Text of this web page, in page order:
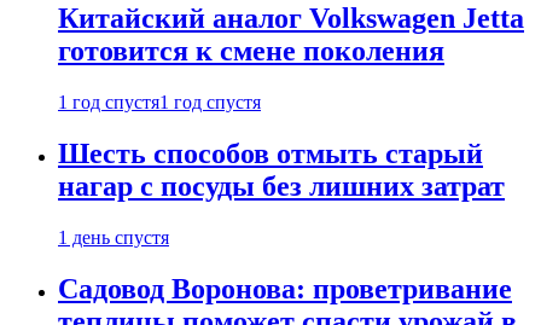
Китайский аналог Volkswagen Jetta
готовится к смене поколения
1 год спустя1 год спустя
Шесть способов отмыть старый
нагар с посуды без лишних затрат
1 день спустя
Садовод Воронова: проветривание